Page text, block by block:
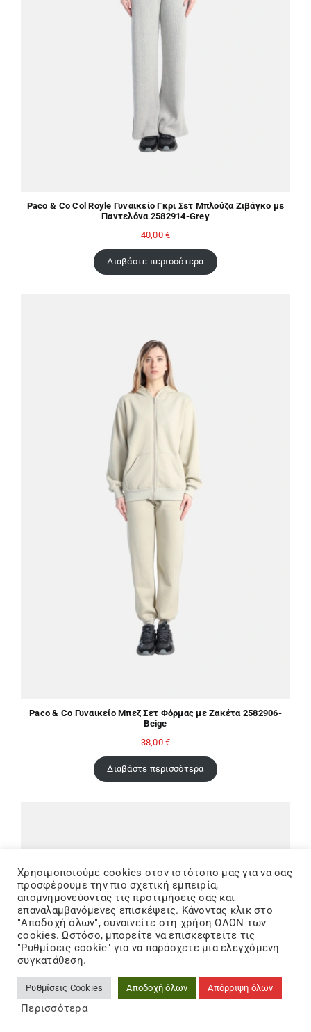
Paco & Co Col Royle Γυναικείο Γκρι Σετ Μπλούζα Ζιβάγκο με
Παντελόνα 2582914-Grey
40,00€
Διαβάστε περισσότερα
Paco & Co Γυναικείο Μπεζ Σετ Φόρμας με Ζακέτα 2582906-
Beige
38,00€
Διαβάστε περισσότερα
Χρησιμοποιούμε cookies στον ιστότοπo μας για να σας
προσφέρουμε την πιο σχετική εμπειρία,
απομνημονεύοντας τις προτιμήσεις σας και
επαναλαμβανόμενες επισκέψεις. Κάνοντας κλικ στο
"Αποδοχή όλων", συναινείτε στη χρήση ΟΛΩΝ των
cookies. Ωστόσο, μπορείτε να επισκεφτείτε τις
"Ρυθμίσεις cookie" για να παράσχετε μια ελεγχόμενη
συγκατάθεση.
Ρυθμίσεις Cookies Αποδοχή όλων Απόρριψη όλων
Περισσότερα